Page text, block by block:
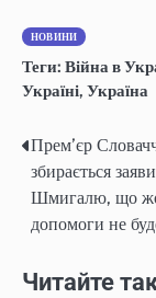
НОВИНИ
Теги: Війна в
Україні, Україна
Post
navigation
Прем’єр
збирається
Шмигалю, що
допомоги не
Читайте